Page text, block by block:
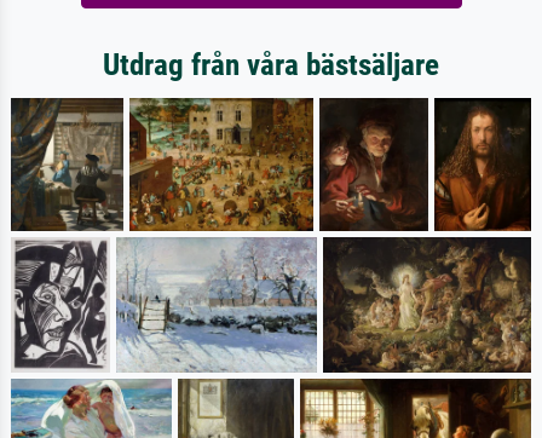
Utdrag från våra bästsäljare